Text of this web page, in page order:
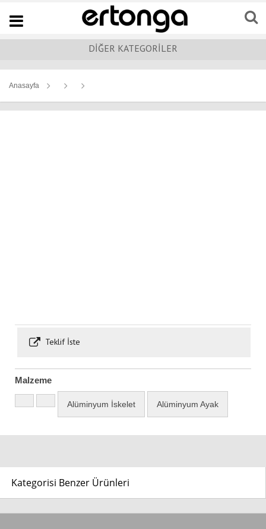
Navigation
DİĞER KATEGORİLER
Anasayfa
Teklif İste
Malzeme
Alüminyum İskelet Alüminyum Ayak
Kategorisi Benzer Ürünleri